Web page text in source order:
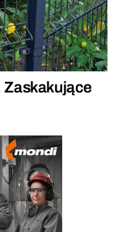
Zaskakujące